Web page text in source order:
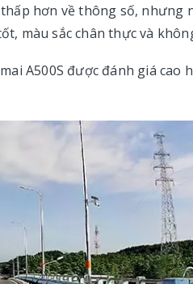
hơn về thông số, nhưng
màu sắc chân thực và
A500S được đánh giá cao